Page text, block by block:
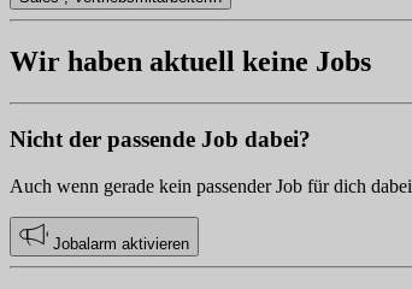
Wir haben aktuell keine Jobs
Nicht der passende Job dabei?
Auch wenn gerade kein passender Job für dich
Jobalarm aktivieren